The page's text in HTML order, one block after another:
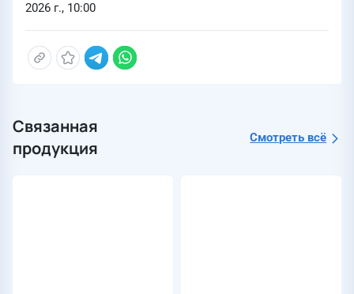
2026 г., 10:00
Связанная
продукция
Смотреть всё